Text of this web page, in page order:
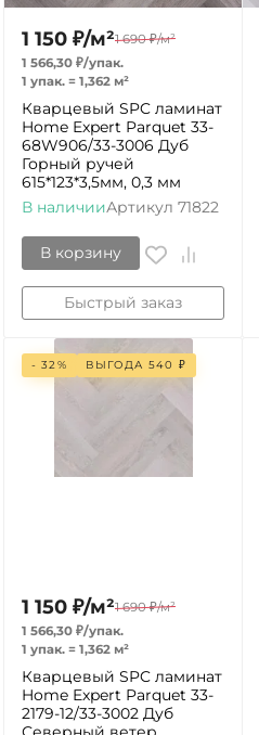
1 150 ₽/м²1 690 ₽/м²
1 566,30 ₽/упак.
1 упак. = 1,362 м²
Кварцевый SPC ламинат
Home Expert Parquet 33-
68W906/33-3006 Дуб
Горный ручей
615*123*3,5мм, 0,3 мм
В наличииАртикул 71822
В корзину
Быстрый заказ
- 32% ВЫГОДА 540 ₽
1 150 ₽/м²1 690 ₽/м²
1 566,30 ₽/упак.
1 упак. = 1,362 м²
Кварцевый SPC ламинат
Home Expert Parquet 33-
2179-12/33-3002 Дуб